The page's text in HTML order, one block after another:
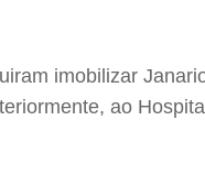
imobilizar
ao